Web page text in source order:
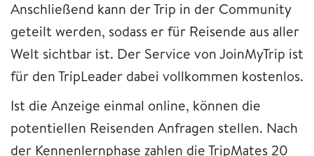
Anschließend kann der Trip in der Community
geteilt werden, sodass er für Reisende aus aller
Welt sichtbar ist. Der Service von JoinMyTrip ist
für den TripLeader dabei vollkommen kostenlos.
Ist die Anzeige einmal online, können die
potentiellen Reisenden Anfragen stellen. Nach
der Kennenlernphase zahlen die TripMates 20